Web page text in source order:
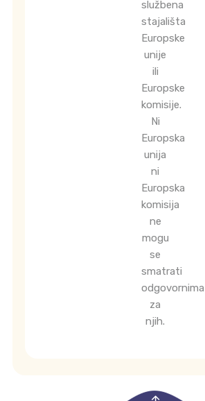
službena
stajališta
Europske
unije
ili
Europske
komisije.
Ni
Europska
unija
ni
Europska
komisija
ne
mogu
se
smatrati
odgovornima
za
njih.